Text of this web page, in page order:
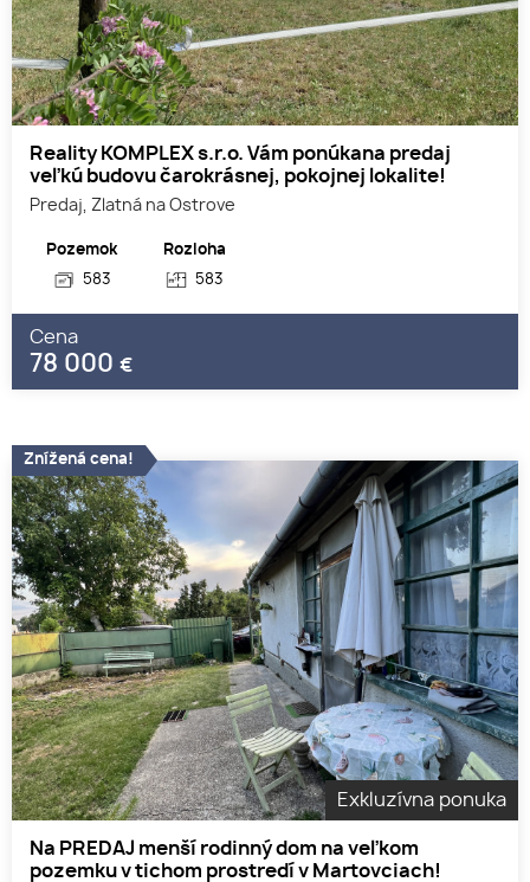
Reality KOMPLEX s.r.o. Vám ponúkana predaj
veľkú budovu čarokrásnej, pokojnej lokalite!
Predaj, Zlatná na Ostrove
Pozemok
583
Rozloha
583
Cena
78 000 €
Exkluzívna ponuka
Na PREDAJ menší rodinný dom na veľkom
pozemku v tichom prostredí v Martovciach!
Znížená cena!